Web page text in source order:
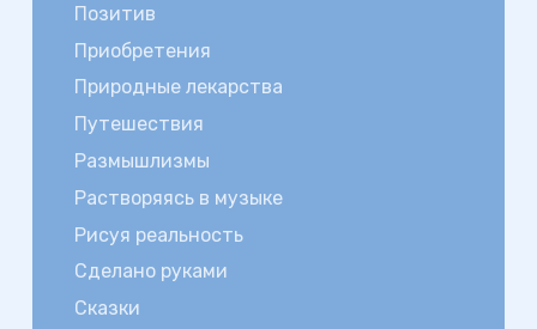
Позитив
Приобретения
Природные лекарства
Путешествия
Размышлизмы
Растворяясь в музыке
Рисуя реальность
Сделано руками
Сказки